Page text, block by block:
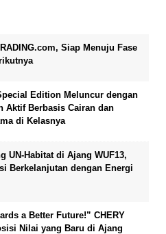
Siap Menuju Fase
Edition Meluncur dengan
Aktif Berbasis Cairan dan
di Kelasnya
UN-Habitat di Ajang WUF13,
Berkelanjutan dengan Energi
a Better Future!” CHERY
Nilai yang Baru di Ajang